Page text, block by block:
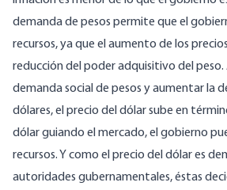
demanda de pesos permite que el
recursos, ya que el aumento de los
reducción del poder adquisitivo del peso.
demanda social de pesos y aumentar la
dólares, el precio del dólar sube en
dólar guiando el mercado, el gobierno
recursos. Y como el precio del dólar es
autoridades gubernamentales, éstas